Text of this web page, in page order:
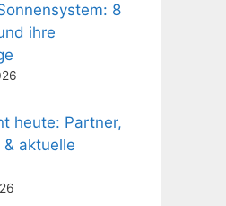
8
ihre
heute: Partner,
aktuelle